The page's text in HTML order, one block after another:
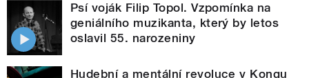
Psí voják Filip Topol. Vzpomínka na
geniálního muzikanta, který by letos
oslavil 55. narozeniny
Hudební a mentální revoluce v Kongu